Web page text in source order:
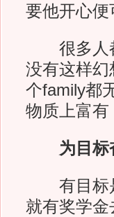
要他开心便
很多人都
没有这样
个family都
物质上富有
为目标
有目标是
就有奖学